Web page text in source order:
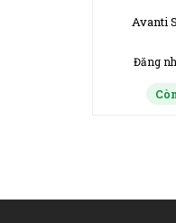
Avanti
Đăng